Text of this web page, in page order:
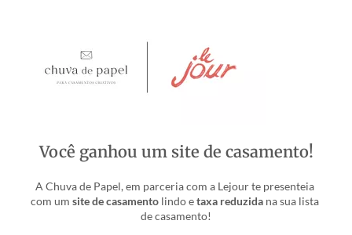
Você ganhou um site de casamento!
A Chuva de Papel, em parceria com a Lejour te presenteia
com um site de casamento lindo e taxa reduzida na sua lista
de casamento!